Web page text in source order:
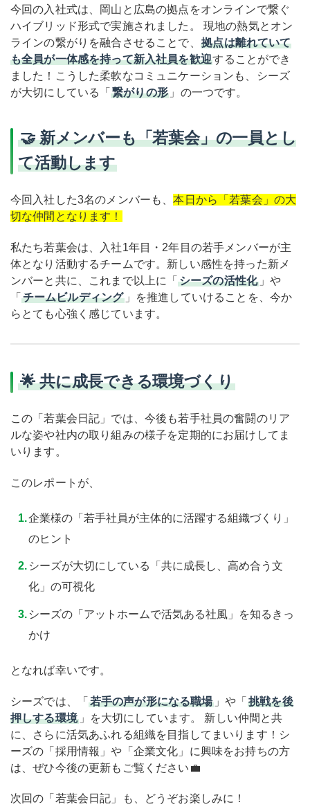
今回の入社式は、岡山と広島の拠点をオンラインで繋ぐ
ハイブリッド形式で実施されました。 現地の熱気とオン
ラインの繋がりを融合させることで、 拠点は離れていて
も全員が一体感を持って新入社員を歓迎することができ
ました！こうした柔軟なコミュニケーションも、シーズ
が大切にしている「繋がりの形 」の一つです。
🤝 新メンバーも「若葉会」の一員とし
て活動します
今回入社した3名のメンバーも、本日から「若葉会」の大
切な仲間となります！
私たち若葉会は、入社1年目・2年目の若手メンバーが主
体となり活動するチームです。新しい感性を持った新メ
ンバーと共に、これまで以上に「シーズの活性化」や
「チームビルディング」を推進していけることを、今か
らとても心強く感じています。
🌟 共に成長できる環境づくり
この「若葉会日記」では、今後も若手社員の奮闘のリア
ルな姿や社内の取り組みの様子を定期的にお届けしてま
いります。
このレポートが、
企業様の「若手社員が主体的に活躍する組織づくり」
のヒント
シーズが大切にしている「共に成長し、高め合う文
化」の可視化
シーズの「アットホームで活気ある社風」を知るきっ
かけ
となれば幸いです。
シーズでは、「若手の声が形になる職場 」や「 挑戦を後
押しする環境」を大切にしています。 新しい仲間と共
に、さらに活気あふれる組織を目指してまいります！シ
ーズの「採用情報」や 「企業文化」に興味をお持ちの方
は、ぜひ今後の更新もご覧ください💼
次回の「若葉会日記」も、どうぞお楽しみに！